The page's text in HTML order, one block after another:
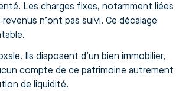
Les charges fixes, notamment liées
n’ont pas suivi. Ce décalage
Ils disposent d’un bien immobilier,
compte de ce patrimoine autrement
de liquidité.